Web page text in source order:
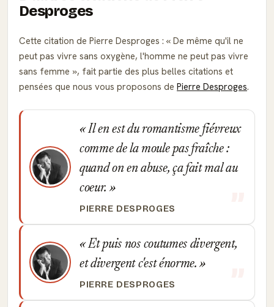
Desproges
Cette citation de Pierre Desproges :
De même qu'il ne
peut pas vivre sans oxygène, l'homme ne peut pas vivre
sans femme
, fait partie des plus belles citations et
pensées que nous vous proposons de Pierre Desproges.
Il en est du romantisme fiévreux
comme de la moule pas fraîche :
quand on en abuse, ça fait mal au
coeur.
PIERRE DESPROGES
Et puis nos coutumes divergent,
et divergent c'est énorme.
PIERRE DESPROGES